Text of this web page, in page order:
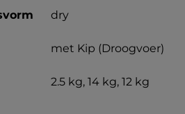
dry
met Kip (Droogvoer)
2.5 kg, 14 kg, 12 kg